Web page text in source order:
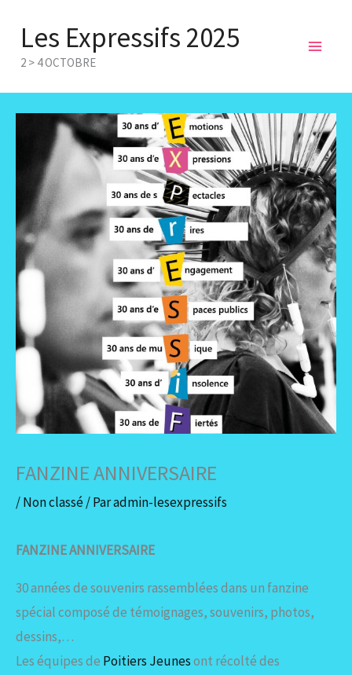
contenu
Les Expressifs 2025
2 > 4 OCTOBRE
FANZINE ANNIVERSAIRE
/Non classé/ Paradmin-lesexpressifs
FANZINE ANNIVERSAIRE
30 années de souvenirs rassemblées dans un fanzine
spécial composé de témoignages, souvenirs, photos,
dessins,…
Les équipes de Poitiers Jeunesont récolté des